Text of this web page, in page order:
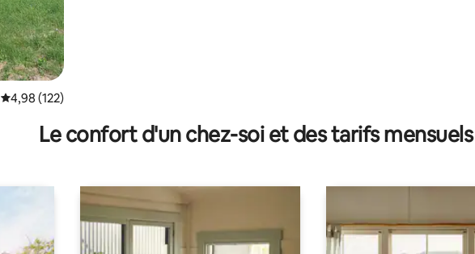
Évaluation moyenne sur la base de 122 commentaires : 4,98 sur 5
4,98 (122)
Le confort d'un chez-soi et des tarifs